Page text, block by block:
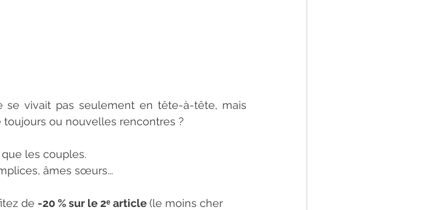
se vivait pas seulement en tête-à-tête, mais
ou nouvelles rencontres ?
les couples.
âmes sœurs...
de -20 % sur le 2ᵉ article (le moins cher